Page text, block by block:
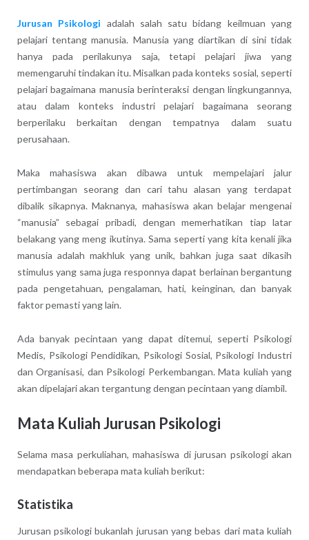
Jurusan Psikologi adalah salah satu bidang keilmuan yang
pelajari tentang manusia. Manusia yang diartikan di sini tidak
hanya pada perilakunya saja, tetapi pelajari jiwa yang
memengaruhi tindakan itu. Misalkan pada konteks sosial, seperti
pelajari bagaimana manusia berinteraksi dengan lingkungannya,
atau dalam konteks industri pelajari bagaimana seorang
berperilaku berkaitan dengan tempatnya dalam suatu
perusahaan.
Maka mahasiswa akan dibawa untuk mempelajari jalur
pertimbangan seorang dan cari tahu alasan yang terdapat
dibalik sikapnya. Maknanya, mahasiswa akan belajar mengenai
“manusia” sebagai pribadi, dengan memerhatikan tiap latar
belakang yang meng ikutinya. Sama seperti yang kita kenali jika
manusia adalah makhluk yang unik, bahkan juga saat dikasih
stimulus yang sama juga responnya dapat berlainan bergantung
pada pengetahuan, pengalaman, hati, keinginan, dan banyak
faktor pemasti yang lain.
Ada banyak pecintaan yang dapat ditemui, seperti Psikologi
Medis, Psikologi Pendidikan, Psikologi Sosial, Psikologi Industri
dan Organisasi, dan Psikologi Perkembangan. Mata kuliah yang
akan dipelajari akan tergantung dengan pecintaan yang diambil.
Mata Kuliah Jurusan Psikologi
Selama masa perkuliahan, mahasiswa di jurusan psikologi akan
mendapatkan beberapa mata kuliah berikut:
Statistika
Jurusan psikologi bukanlah jurusan yang bebas dari mata kuliah